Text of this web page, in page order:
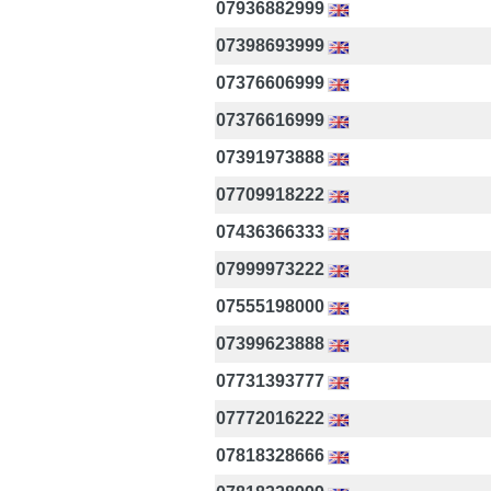
07936882999
07398693999
07376606999
07376616999
07391973888
07709918222
07436366333
07999973222
07555198000
07399623888
07731393777
07772016222
07818328666